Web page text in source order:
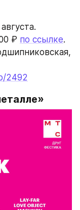
₽ по ссылке.
2492